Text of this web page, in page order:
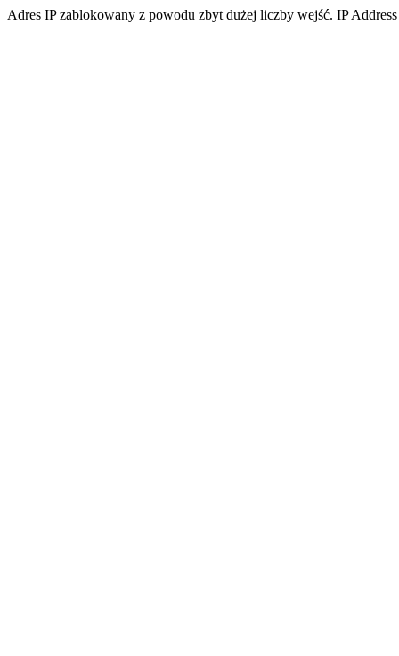
Adres IP zablokowany z powodu zbyt dużej liczby wejść. IP